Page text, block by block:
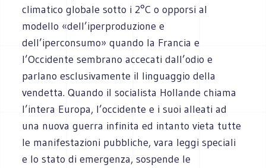
climatico globale sotto i 2°C o opporsi al
modello «dell’iperproduzione e
dell’iperconsumo» quando la Francia e
l’Occidente sembrano accecati dall’odio e
parlano esclusivamente il linguaggio della
vendetta. Quando il socialista Hollande chiama
l’intera Europa, l’occidente e i suoi alleati ad
una nuova guerra infinita ed intanto vieta tutte
le manifestazioni pubbliche, vara leggi speciali
e lo stato di emergenza, sospende le